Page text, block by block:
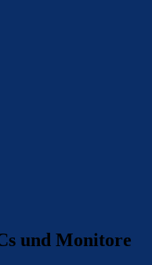
und Monitore